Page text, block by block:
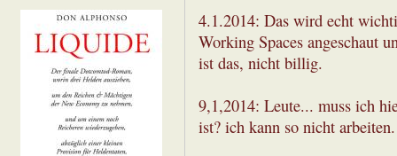
4.1.2014: Das wird echt
Working Spaces angeschaut
ist das, nicht billig.
9,1,2014: Leute... muss ich
ist? ich kann so nicht arbeiten.